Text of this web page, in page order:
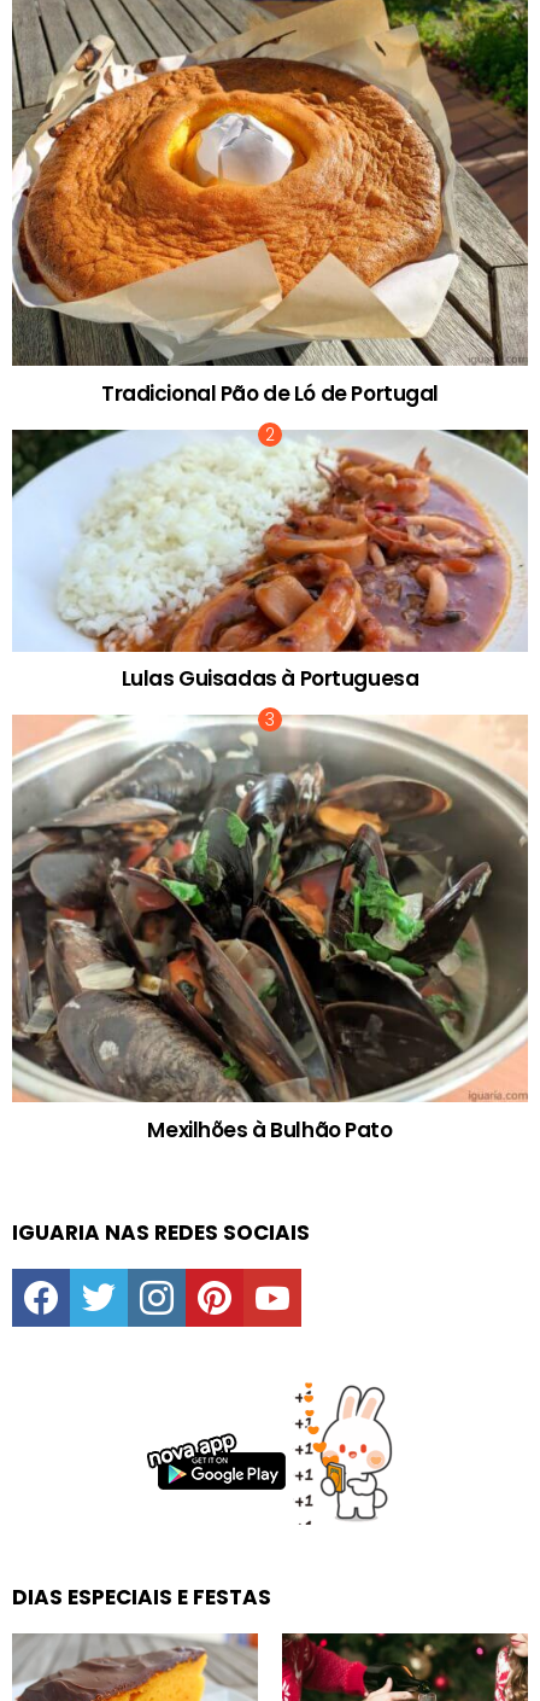
Tradicional Pão de Ló de Portugal
Lulas Guisadas à Portuguesa
Mexilhões à Bulhão Pato
IGUARIA NAS REDES SOCIAIS
facebooktwitter instagrampinterestyoutube
DIAS ESPECIAIS E FESTAS